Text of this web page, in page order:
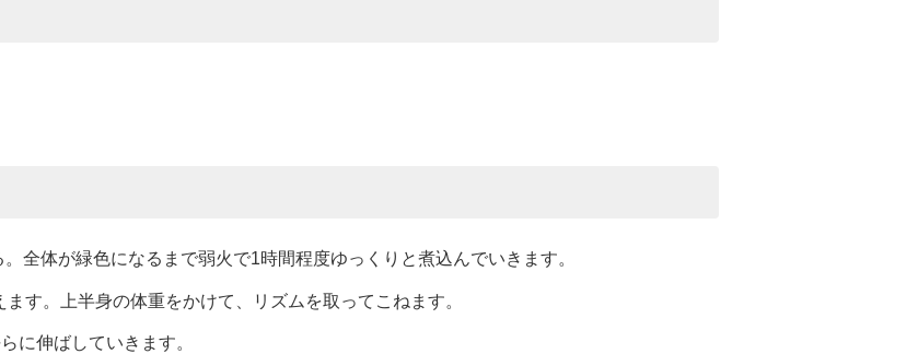
全体が緑色になるまで弱火で1時間程度ゆっくりと煮込んでいきます。
す。上半身の体重をかけて、リズムを取ってこねます。
に伸ばしていきます。